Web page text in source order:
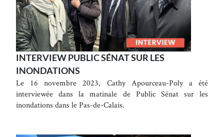
INTERVIEW PUBLIC SÉNAT SUR LES
INONDATIONS
Le 16 novembre 2023, Cathy Apourceau-Poly a été
interviewée dans la matinale de Public Sénat sur les
inondations dans le Pas-de-Calais.